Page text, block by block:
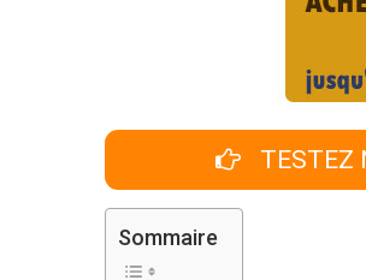
TESTEZ
Sommaire